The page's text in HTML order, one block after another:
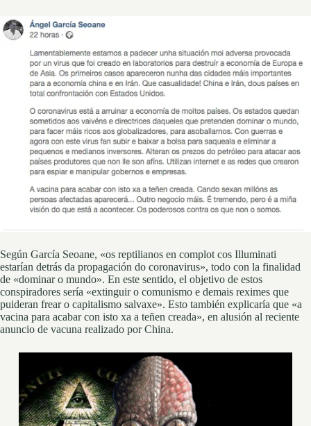
Según García Seoane, «os reptilianos en complot cos Illuminati
estarían detrás da propagación do coronavirus», todo con la finalidad
de «dominar o mundo». En este sentido, el objetivo de estos
conspiradores sería «extinguir o comunismo e demais reximes que
puideran frear o capitalismo salvaxe». Esto también explicaría que «a
vacina para acabar con isto xa a teñen creada», en alusión al reciente
anuncio de vacuna realizado por China.